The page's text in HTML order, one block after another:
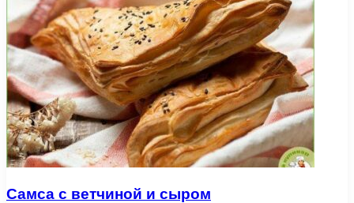
Самса с ветчиной и сыром